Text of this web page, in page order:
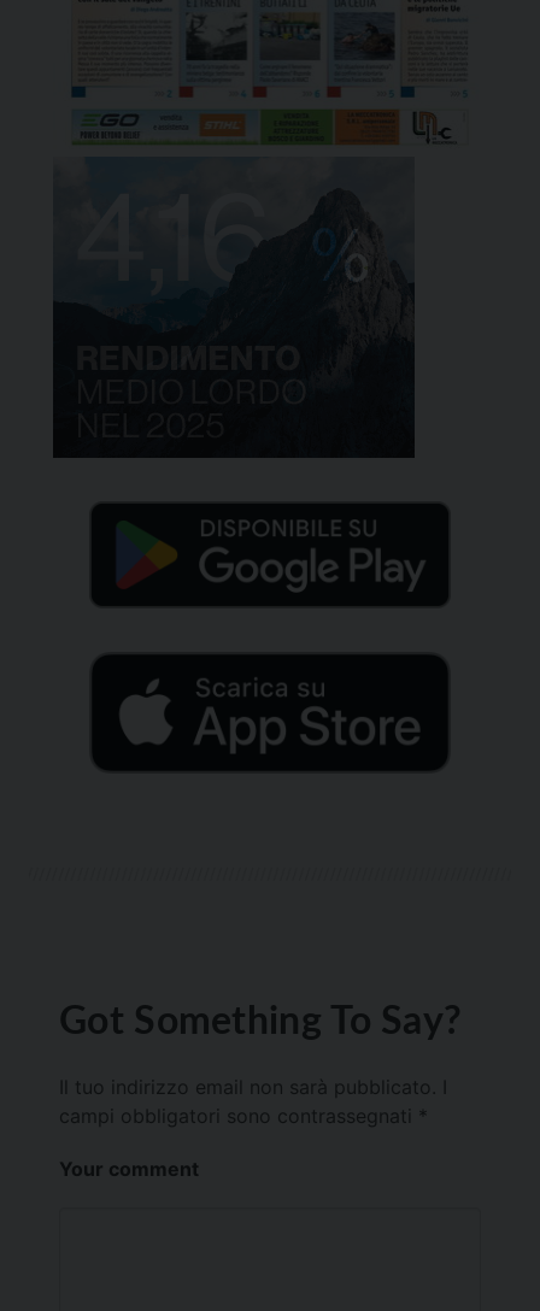
Got Something To Say?
Il tuo indirizzo email non sarà pubblicato.
campi obbligatori sono contrassegnati *
Your comment